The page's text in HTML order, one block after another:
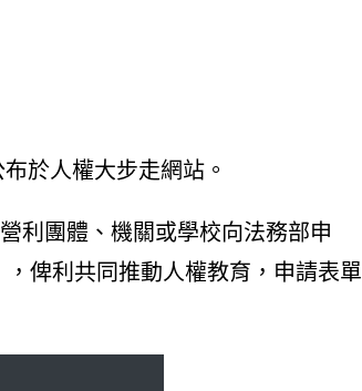
於人權大步走網站。
利團體、機關或學校向法務部申
俾利共同推動人權教育，申請表單